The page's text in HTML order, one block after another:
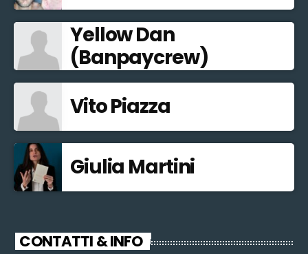
Yellow Dan
(Banpaycrew)
Vito Piazza
Giulia Martini
CONTATTI & INFO